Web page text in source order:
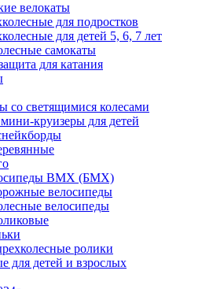
велокаты
для подростков
для детей 5, 6, 7 лет
самокаты
для катания
со светящимися колесами
круизеры для детей
BMX (БМХ)
велосипеды
велосипеды
ролики
для детей и взрослых